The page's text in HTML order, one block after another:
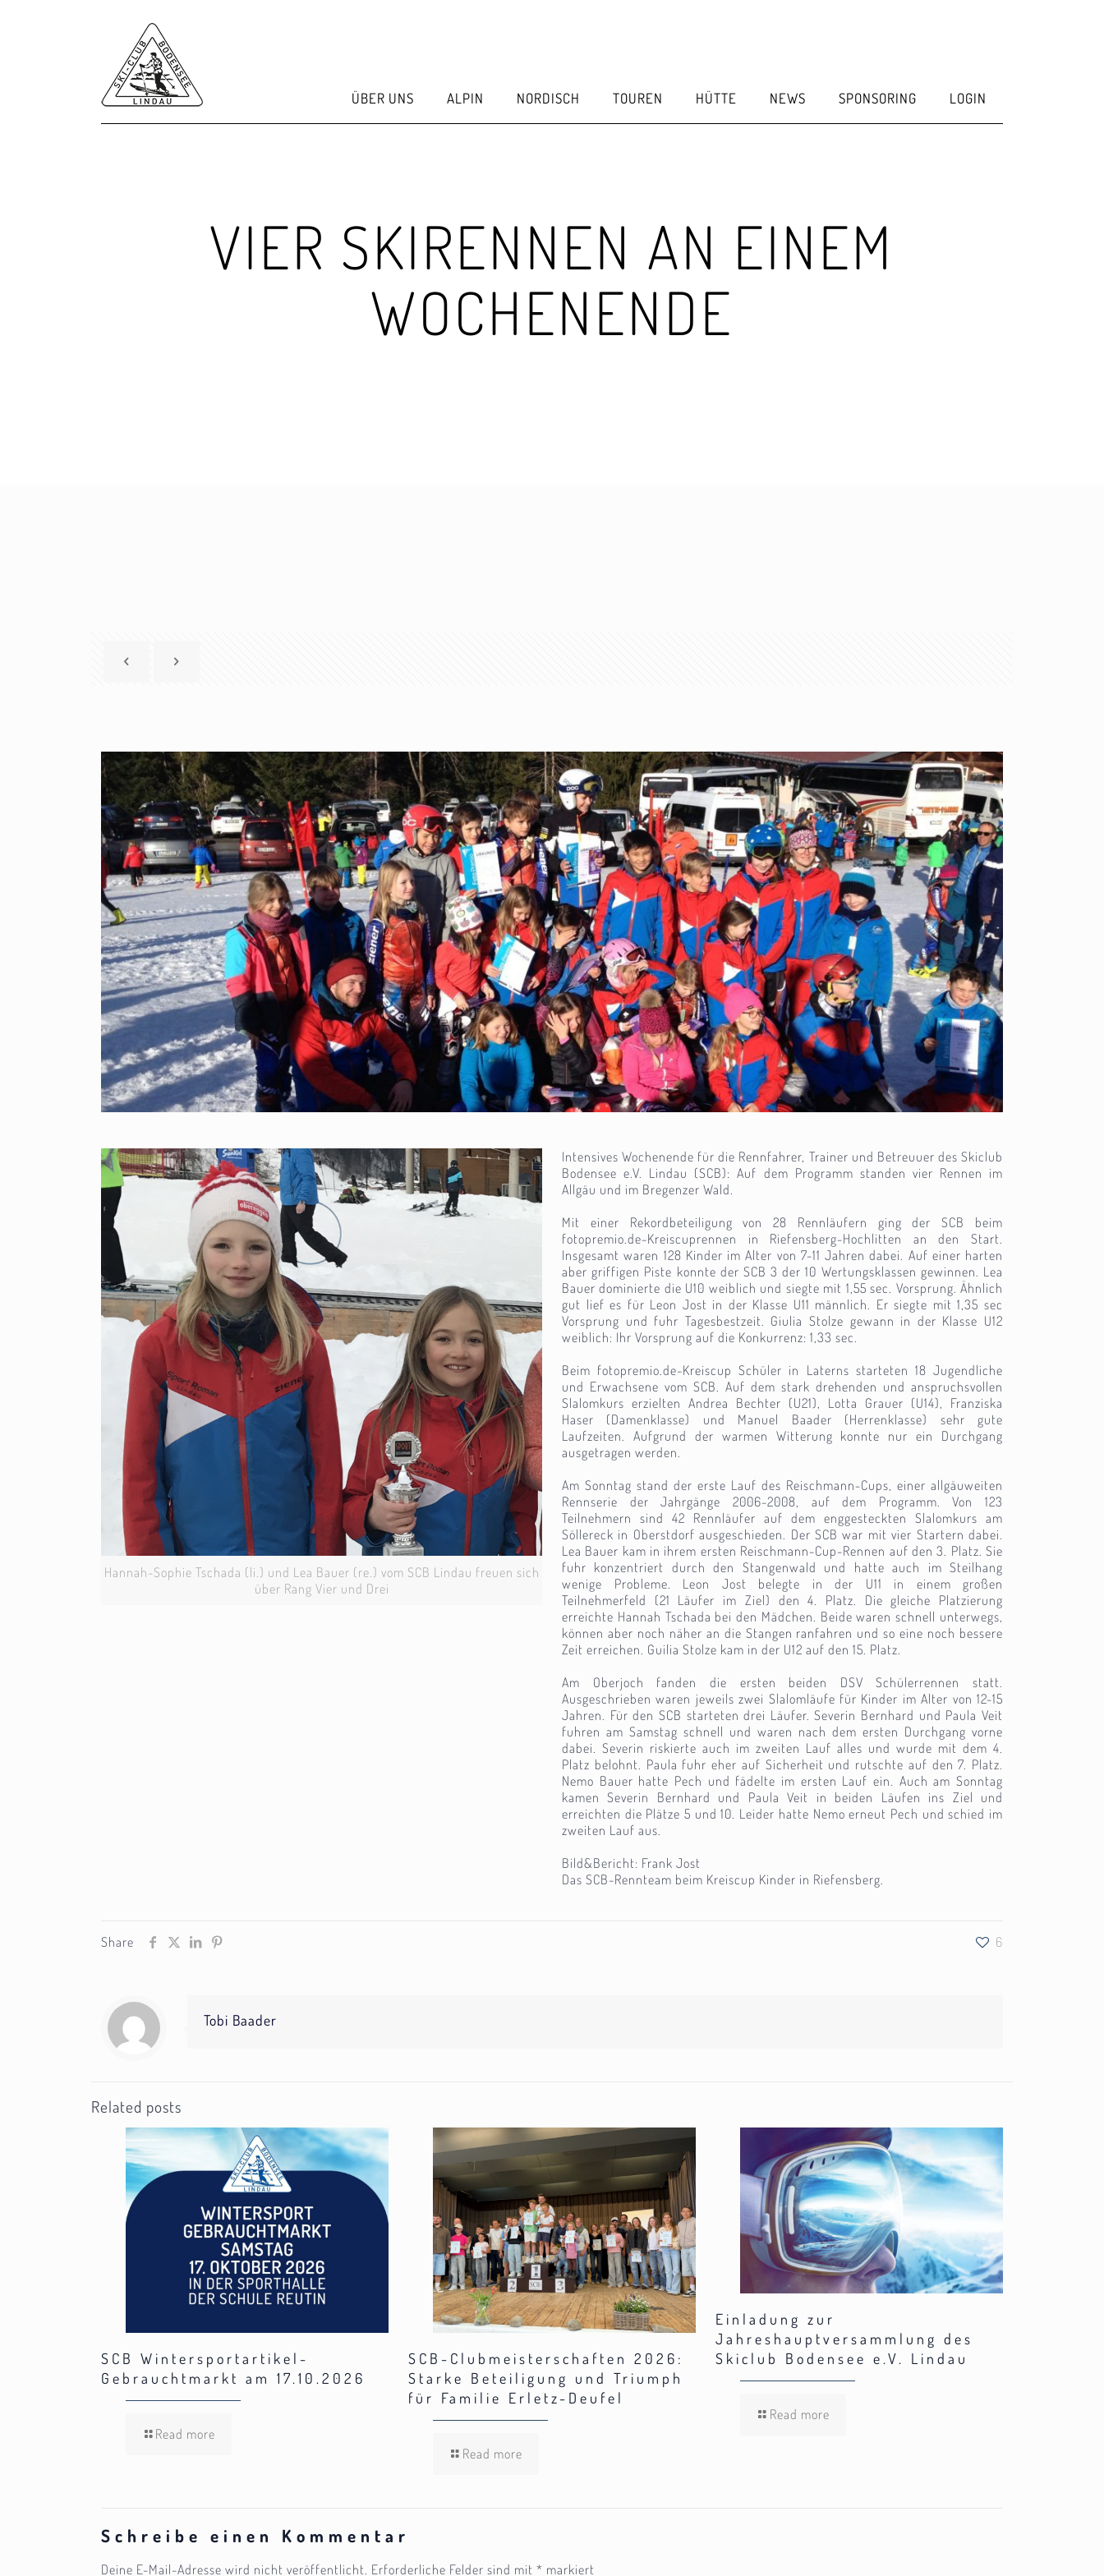
ÜBER UNS ALPIN NORDISCH TOUREN HÜTTE NEWS SPONSORING LOGIN
VIER SKIRENNEN AN EINEM
WOCHENENDE
Hannah-Sophie Tschada (li.) und Lea Bauer (re.) vom SCB Lindau freuen sich
über Rang Vier und Drei
Intensives Wochenende für die Rennfahrer, Trainer und Betreuuer des Skiclub
Bodensee e.V. Lindau (SCB): Auf dem Programm standen vier Rennen im
Allgäu und im Bregenzer Wald.
Mit einer Rekordbeteiligung von 28 Rennläufern ging der SCB beim
fotopremio.de-Kreiscuprennen in Riefensberg-Hochlitten an den Start.
Insgesamt waren 128 Kinder im Alter von 7-11 Jahren dabei. Auf einer harten
aber griffigen Piste konnte der SCB 3 der 10 Wertungsklassen gewinnen. Lea
Bauer dominierte die U10 weiblich und siegte mit 1,55 sec. Vorsprung. Ähnlich
gut lief es für Leon Jost in der Klasse U11 männlich. Er siegte mit 1,35 sec
Vorsprung und fuhr Tagesbestzeit. Giulia Stolze gewann in der Klasse U12
weiblich: Ihr Vorsprung auf die Konkurrenz: 1,33 sec.
Beim fotopremio.de-Kreiscup Schüler in Laterns starteten 18 Jugendliche
und Erwachsene vom SCB. Auf dem stark drehenden und anspruchsvollen
Slalomkurs erzielten Andrea Bechter (U21), Lotta Grauer (U14), Franziska
Haser (Damenklasse) und Manuel Baader (Herrenklasse) sehr gute
Laufzeiten. Aufgrund der warmen Witterung konnte nur ein Durchgang
ausgetragen werden.
Am Sonntag stand der erste Lauf des Reischmann-Cups, einer allgäuweiten
Rennserie der Jahrgänge 2006-2008, auf dem Programm. Von 123
Teilnehmern sind 42 Rennläufer auf dem enggesteckten Slalomkurs am
Söllereck in Oberstdorf ausgeschieden. Der SCB war mit vier Startern dabei.
Lea Bauer kam in ihrem ersten Reischmann-Cup-Rennen auf den 3. Platz. Sie
fuhr konzentriert durch den Stangenwald und hatte auch im Steilhang
wenige Probleme. Leon Jost belegte in der U11 in einem großen
Teilnehmerfeld (21 Läufer im Ziel) den 4. Platz. Die gleiche Platzierung
erreichte Hannah Tschada bei den Mädchen. Beide waren schnell unterwegs,
können aber noch näher an die Stangen ranfahren und so eine noch bessere
Zeit erreichen. Guilia Stolze kam in der U12 auf den 15. Platz.
Am Oberjoch fanden die ersten beiden DSV Schülerrennen statt.
Ausgeschrieben waren jeweils zwei Slalomläufe für Kinder im Alter von 12-15
Jahren. Für den SCB starteten drei Läufer. Severin Bernhard und Paula Veit
fuhren am Samstag schnell und waren nach dem ersten Durchgang vorne
dabei. Severin riskierte auch im zweiten Lauf alles und wurde mit dem 4.
Platz belohnt. Paula fuhr eher auf Sicherheit und rutschte auf den 7. Platz.
Nemo Bauer hatte Pech und fädelte im ersten Lauf ein. Auch am Sonntag
kamen Severin Bernhard und Paula Veit in beiden Läufen ins Ziel und
erreichten die Plätze 5 und 10. Leider hatte Nemo erneut Pech und schied im
zweiten Lauf aus.
Bild&Bericht: Frank Jost
Das SCB-Rennteam beim Kreiscup Kinder in Riefensberg.
Share 6
Tobi Baader
Related posts
SCB Wintersportartikel-
Gebrauchtmarkt am 17.10.2026
Read more
SCB-Clubmeisterschaften 2026:
Starke Beteiligung und Triumph
für Familie Erletz-Deufel
Read more
Einladung zur
Jahreshauptversammlung des
Skiclub Bodensee e.V. Lindau
Read more
Schreibe einen Kommentar
Deine E-Mail-Adresse wird nicht veröffentlicht. Erforderliche Felder sind mit * markiert